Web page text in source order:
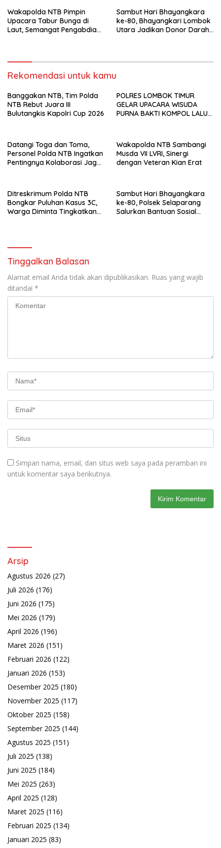
Wakapolda NTB Pimpin
Upacara Tabur Bunga di
Laut, Semangat Pengabdian
Sambut Hari Bhayangkara
ke-80, Bhayangkari Lombok
Utara Jadikan Donor Darah
Rekomendasi untuk kamu
Banggakan NTB, Tim Polda
NTB Rebut Juara III
Bulutangkis Kapolri Cup 2026
POLRES LOMBOK TIMUR
GELAR UPACARA WISUDA
PURNA BAKTI KOMPOL LALU
Datangi Toga dan Toma,
Personel Polda NTB Ingatkan
Pentingnya Kolaborasi Jaga
Wakapolda NTB Sambangi
Musda VII LVRI, Sinergi
dengan Veteran Kian Erat
Ditreskrimum Polda NTB
Bongkar Puluhan Kasus 3C,
Warga Diminta Tingkatkan
Sambut Hari Bhayangkara
ke-80, Polsek Selaparang
Salurkan Bantuan Sosial
Tinggalkan Balasan
Alamat email Anda tidak akan dipublikasikan. Ruas yang wajib
ditandai *
Simpan nama, email, dan situs web saya pada peramban ini
untuk komentar saya berikutnya.
Arsip
Agustus 2026 (27)
Juli 2026 (176)
Juni 2026 (175)
Mei 2026 (179)
April 2026 (196)
Maret 2026 (151)
Februari 2026 (122)
Januari 2026 (153)
Desember 2025 (180)
November 2025 (117)
Oktober 2025 (158)
September 2025 (144)
Agustus 2025 (151)
Juli 2025 (138)
Juni 2025 (184)
Mei 2025 (263)
April 2025 (128)
Maret 2025 (116)
Februari 2025 (134)
Januari 2025 (83)